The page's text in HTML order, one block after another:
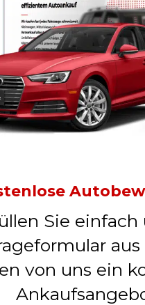
Sie einfach
aus
von uns ein